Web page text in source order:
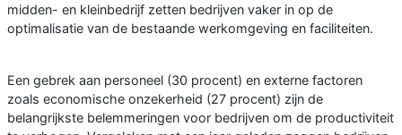
midden- en kleinbedrijf zetten bedrijven vaker in op de
optimalisatie van de bestaande werkomgeving en faciliteiten.
Een gebrek aan personeel (30 procent) en externe factoren
zoals economische onzekerheid (27 procent) zijn de
belangrijkste belemmeringen voor bedrijven om de productiviteit